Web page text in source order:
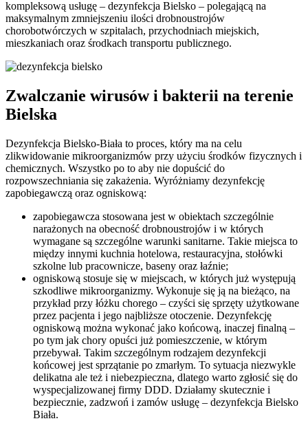
kompleksową usługę – dezynfekcja Bielsko – polegającą na
maksymalnym zmniejszeniu ilości drobnoustrojów
chorobotwórczych w szpitalach, przychodniach miejskich,
mieszkaniach oraz środkach transportu publicznego.
Zwalczanie wirusów i bakterii na terenie
Bielska
Dezynfekcja Bielsko-Biała to proces, który ma na celu
zlikwidowanie mikroorganizmów przy użyciu środków fizycznych i
chemicznych. Wszystko po to aby nie dopuścić do
rozpowszechniania się zakażenia. Wyróżniamy dezynfekcję
zapobiegawczą oraz ogniskową:
zapobiegawcza stosowana jest w obiektach szczególnie
narażonych na obecność drobnoustrojów i w których
wymagane są szczególne warunki sanitarne. Takie miejsca to
między innymi kuchnia hotelowa, restauracyjna, stołówki
szkolne lub pracownicze, baseny oraz łaźnie;
ogniskową stosuje się w miejscach, w których już występują
szkodliwe mikroorganizmy. Wykonuje się ją na bieżąco, na
przykład przy łóżku chorego – czyści się sprzęty użytkowane
przez pacjenta i jego najbliższe otoczenie. Dezynfekcję
ogniskową można wykonać jako końcową, inaczej finalną –
po tym jak chory opuści już pomieszczenie, w którym
przebywał. Takim szczególnym rodzajem dezynfekcji
końcowej jest sprzątanie po zmarłym. To sytuacja niezwykle
delikatna ale też i niebezpieczna, dlatego warto zgłosić się do
wyspecjalizowanej firmy DDD. Działamy skutecznie i
bezpiecznie, zadzwoń i zamów usługę – dezynfekcja Bielsko
Biała.